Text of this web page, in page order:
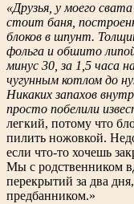
«Друзья, у моего
стоит баня,
блоков в шпунт.
фольга и обшито
минус 30, за 1,5 часа
чугунным котлом до
Никаких запахов
просто побелили
легкий, потому что
пилить ножовкой.
если что-то хочешь
Мы с родственником
перекрытий за два
предбанником.»